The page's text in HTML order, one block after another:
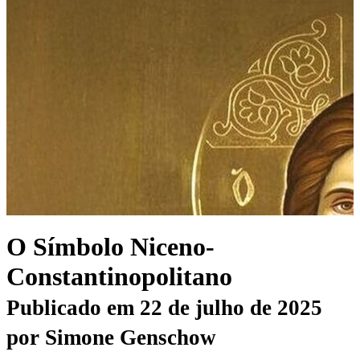
O Símbolo Niceno-
Constantinopolitano
Publicado em 22 de julho de 2025
por Simone Genschow